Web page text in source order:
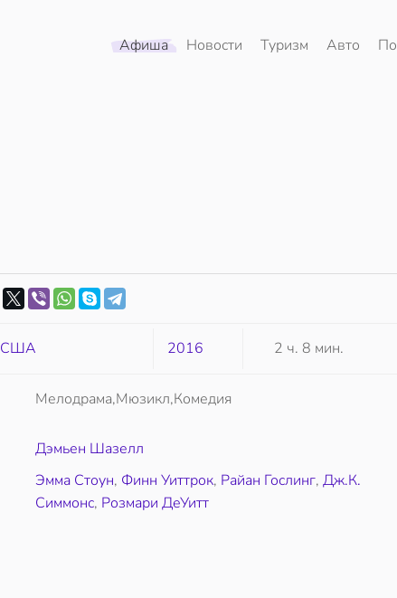
Афиша Новости Туризм Авто
США 2016 2 ч. 8 мин.
Мелодрама,Мюзикл,Комедия
Дэмьен Шазелл
Эмма Стоун, Финн Уиттрок, Райан Гослинг,Дж.К.
Симмонс, Розмари ДеУитт